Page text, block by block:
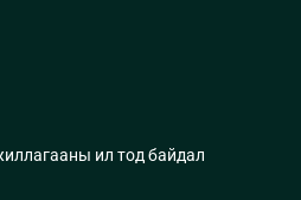
ил тод байдал